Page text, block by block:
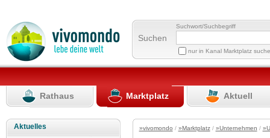
Suchen
Suchwort/Suchbegriff
nur in Kanal Marktplatz
Rathaus Marktplatz Aktuell
Aktuelles
»vivomondo / »Marktplatz/ »Unternehmen /